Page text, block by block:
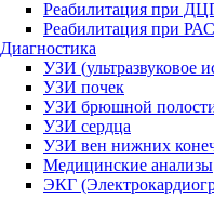
Реабилитация при
Реабилитация при РАС
Диагностика
УЗИ (ультразвуковое
УЗИ почек
УЗИ брюшной
УЗИ сердца
УЗИ вен нижних
Медицинские анализы
ЭКГ